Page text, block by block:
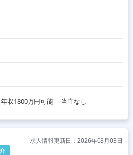
年収1800万円可能 当直なし
求人情報更新日：2026年08月03日